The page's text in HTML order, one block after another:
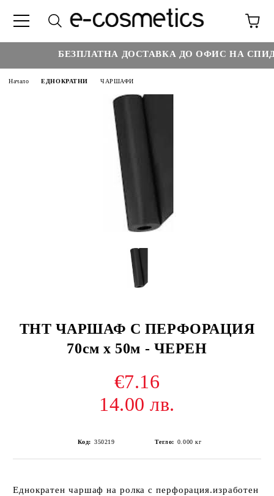
БЕЗПЛАТНА ДОСТАВКА ДО ОФИС НА
Начало ЕДНОКРАТНИ ЧАРШАФИ
ТНТ ЧАРШАФ С ПЕРФОРАЦИЯ
70см х 50м - ЧЕРЕН
€7.16
14.00 лв.
Код: 350219 Тегло: 0.000 кг
Еднократен чаршаф на ролка с перфорация.изработен